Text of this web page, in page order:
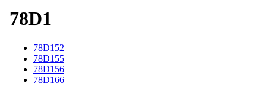
78D1
78D152
78D155
78D156
78D166